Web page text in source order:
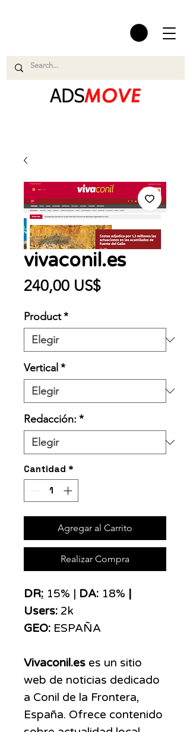
vivaconil.es
240,00 US$Precio
Product*
Vertical*
Redacción: *
Cantidad *
Agregar al Carrito
Realizar Compra
DR: 15% | DA: 18%
Users: 2k
GEO: ESPAÑA
Vivaconil.es es un sitio
web de noticias dedicado
a Conil de la Frontera,
España. Ofrece contenido